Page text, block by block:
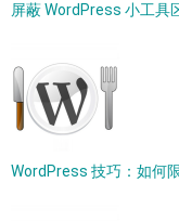
屏蔽 WordPress 小工具
WordPress 技巧：如何